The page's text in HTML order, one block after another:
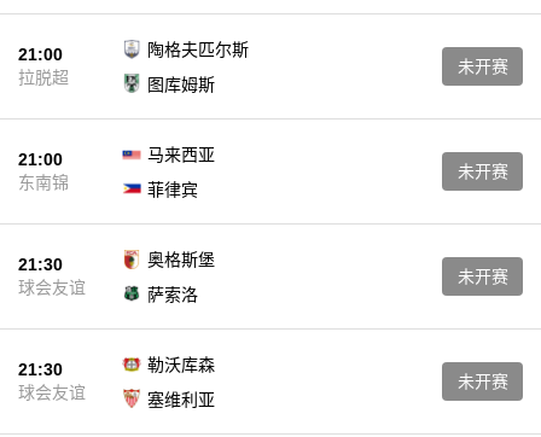
21:00
拉脱超
陶格夫匹尔斯
图库姆斯
未开赛
21:00
东南锦
马来西亚
菲律宾
未开赛
21:30
球会友谊
奥格斯堡
萨索洛
未开赛
21:30
球会友谊
勒沃库森
塞维利亚
未开赛